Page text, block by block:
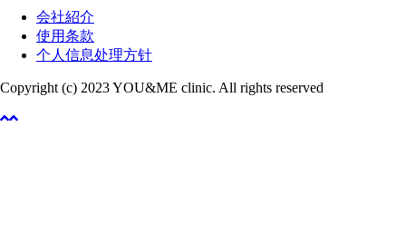
会社紹介
使用条款
个人信息处理方针
Copyright (c) 2023 YOU&ME clinic. All rights reserved